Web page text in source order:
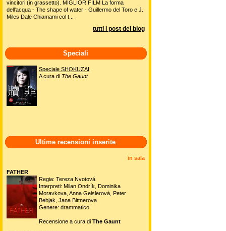
vincitori (in grassetto). MIGLIOR FILM La forma
dell'acqua - The shape of water - Guillermo del Toro e J.
Miles Dale Chiamami col t...
tutti i post del blog
Speciali
Speciale SHOKUZAI
A cura di The Gaunt
Ultime recensioni inserite
in sala
FATHER
Regia: Tereza Nvotová
Interpreti: Milan Ondrík, Dominika
Moravkova, Anna Geislerová, Peter
Bebjak, Jana Bittnerova
Genere: drammatico
Recensione a cura di The Gaunt